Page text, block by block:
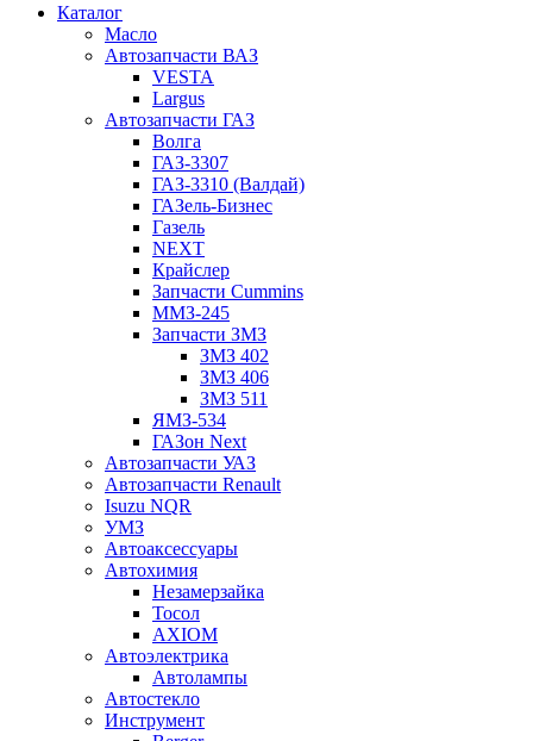
Каталог
Масло
Автозапчасти ВАЗ
VESTA
Largus
Автозапчасти ГАЗ
Волга
ГАЗ-3307
ГАЗ-3310 (Валдай)
ГАЗель-Бизнес
Газель
NEXT
Крайслер
Запчасти Cummins
ММЗ-245
Запчасти ЗМЗ
ЗМЗ 402
ЗМЗ 406
ЗМЗ 511
ЯМЗ-534
ГАЗон Next
Автозапчасти УАЗ
Автозапчасти Renault
Isuzu NQR
УМЗ
Автоаксессуары
Автохимия
Незамерзайка
Тосол
AXIOM
Автоэлектрика
Автолампы
Автостекло
Инструмент